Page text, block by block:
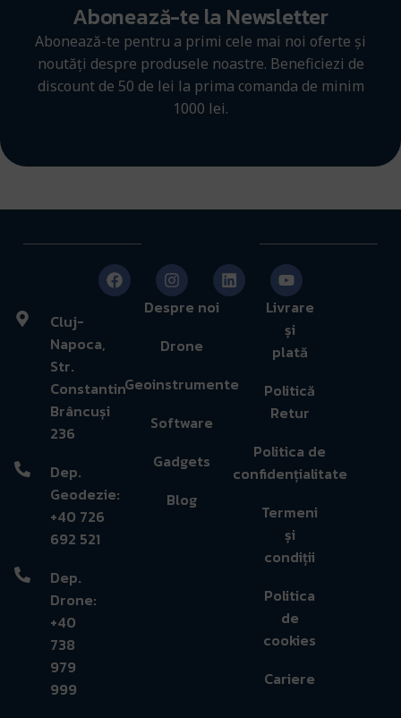
Abonează-te la Newsletter
Abonează-te pentru a primi cele mai noi oferte și
noutăți despre produsele noastre. Beneficiezi de
discount de 50 de lei la prima comanda de minim
1000 lei.
Cluj-
Napoca,
Str.
Constantin
Brâncuși
236
Dep.
Geodezie:
+40 726
692 521
Dep.
Drone:
+40
738
979
999
Despre noi
Drone
Geoinstrumente
Software
Gadgets
Blog
Livrare
și
plată
Politică
Retur
Politica de
confidențialitate
Termeni
și
condiții
Politica
de
cookies
Cariere